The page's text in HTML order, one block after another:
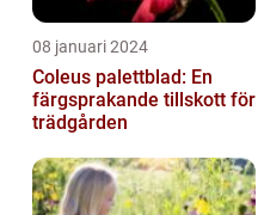
08 januari 2024
Coleus palettblad: En
färgsprakande tillskott för
trädgården